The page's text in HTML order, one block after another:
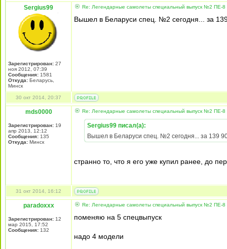
Sergius99
Зарегистрирован: 27
ноя 2012, 07:39
Сообщения: 1581
Откуда: Беларусь,
Минск
Re: Легендарные самолеты специальный выпуск №2 ПЕ-
Вышел в Беларуси спец. №2 сегодня... за
30 окт 2014, 20:37
mds0000
Зарегистрирован: 19
апр 2013, 12:12
Сообщения: 135
Откуда: Минск
Re: Легендарные самолеты специальный выпуск №2 ПЕ-
Sergius99 писал(а):
Вышел в Беларуси спец. №2 сегодня... за 139
странно то, что я его уже купил ранее, до
31 окт 2014, 16:12
paradoxxx
Зарегистрирован: 12
мар 2015, 17:52
Сообщения: 132
Re: Легендарные самолеты специальный выпуск №2 ПЕ-
поменяю на 5 спецвыпуск
надо 4 модели